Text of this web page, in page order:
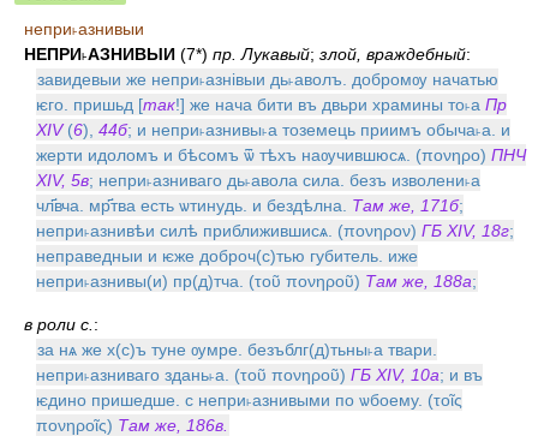
непри˫азнивыи
НЕПРИ˫АЗНИВЫИ (7*) пр. Лукавый; злой, враждебный:
завидевыи же непри˫азнiвыи дь˫аволъ. добромѹ начатью
ѥго. пришьд [так!] же нача бити въ двьри храмины то˫а Пр
XIV(6), 44б; и непри˫азнивы˫а тоземець приимъ обыча˫а. и
жерти идоломъ и бѣсомъ ѿ тѣхъ наѹчившюсѧ. (πονηρο) ПНЧ
XIV, 5в; непри˫азниваго дь˫авола сила. безъ изволени˫а
чл҃вча. мр҃тва есть ѡтинудь. и бездѣлна. Там же, 171б;
непри˫азнивѣи силѣ приближившисѧ. (πονηρον) ГБ XIV, 18г;
неправедныи и ѥже доброч(с)тью губитель. иже
непри˫азнивы(и) пр(д)тча. (τοῦ πονηροῦ) Там же, 188а;
в роли с. :
за нѧ же х(с)ъ туне ѹмре. безъблг(д)тьны˫а твари.
непри˫азниваго здань˫а. (τοῦ πονηροῦ) ГБ XIV, 10а; и въ
ѥдино пришедше. с непри˫азнивыми по ѡбоему. (τοῖς
πονηροῖς) Там же, 186в.